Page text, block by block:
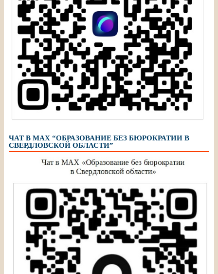
ЧАТ В МАХ “ОБРАЗОВАНИЕ БЕЗ БЮРОКРАТИИ В
СВЕРДЛОВСКОЙ ОБЛАСТИ”